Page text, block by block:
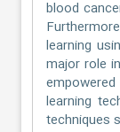
blood
learning
major role
learning
techniques